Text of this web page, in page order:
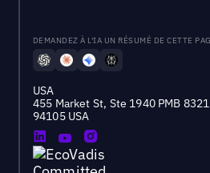
DEMANDEZ À L'IA UN RÉSUMÉ DE CETTE
USA
455 Market St, Ste 1940 PMB
94105 USA